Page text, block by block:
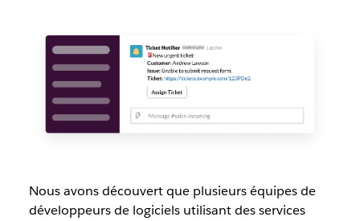
Nous avons découvert que plusieurs équipes de
développeurs de logiciels utilisant des services